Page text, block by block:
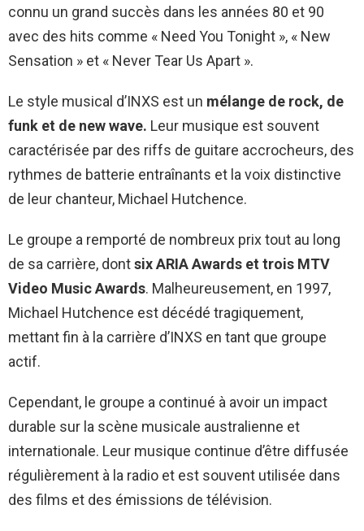
connu un grand succès dans les années 80 et 90
avec des hits comme « Need You Tonight », « New
Sensation » et « Never Tear Us Apart ».
Le style musical d’INXS est un mélange de rock, de
funk et de new wave. Leur musique est souvent
caractérisée par des riffs de guitare accrocheurs, des
rythmes de batterie entraînants et la voix distinctive
de leur chanteur, Michael Hutchence.
Le groupe a remporté de nombreux prix tout au long
de sa carrière, dontsix ARIA Awards et trois MTV
Video Music Awards. Malheureusement, en 1997,
Michael Hutchence est décédé tragiquement,
mettant fin à la carrière d’INXS en tant que groupe
actif.
Cependant, le groupe a continué à avoir un impact
durable sur la scène musicale australienne et
internationale. Leur musique continue d’être diffusée
régulièrement à la radio et est souvent utilisée dans
des films et des émissions de télévision.